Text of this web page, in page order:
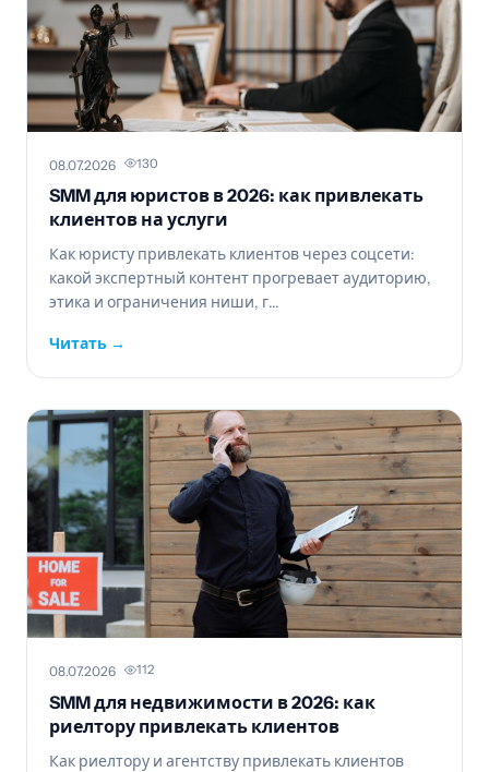
08.07.2026 130
SMM для юристов в 2026: как привлекать
клиентов на услуги
Как юристу привлекать клиентов через соцсети:
какой экспертный контент прогревает аудиторию,
этика и ограничения ниши, г...
Читать →
08.07.2026 112
SMM для недвижимости в 2026: как
риелтору привлекать клиентов
Как риелтору и агентству привлекать клиентов